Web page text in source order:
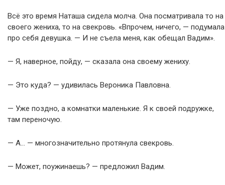
Всё это время Наташа сидела молча. Она посматривала то на
своего жениха, то на свекровь. «Впрочем, ничего, — подумала
про себя девушка. — И не съела меня, как обещал Вадим».
— Я, наверное, пойду, — сказала она своему жениху.
— Это куда? — удивилась Вероника Павловна.
— Уже поздно, а комнатки маленькие. Я к своей подружке,
там переночую.
— А… — многозначительно протянула свекровь.
— Может, поужинаешь? — предложил Вадим.